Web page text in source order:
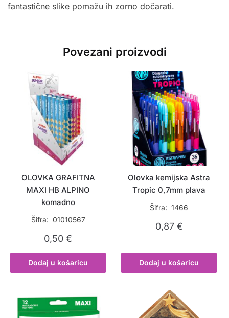
fantastične slike pomažu ih zorno dočarati.
Povezani proizvodi
OLOVKA GRAFITNA
MAXI HB ALPINO
komadno
Šifra: 01010567
0,50€
Dodaj u košaricu
Olovka kemijska Astra
Tropic 0,7mm plava
Šifra: 1466
0,87 €
Dodaj u košaricu